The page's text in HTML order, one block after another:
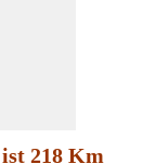
218 Km